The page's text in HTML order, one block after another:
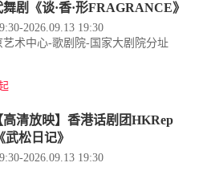
剧《谈·香·形FRAGRANCE》
2026.09.13 19:30
术中心-歌剧院-国家大剧院分址
高清放映】香港话剧团HKRep
武松日记》
2026.09.13 19:30